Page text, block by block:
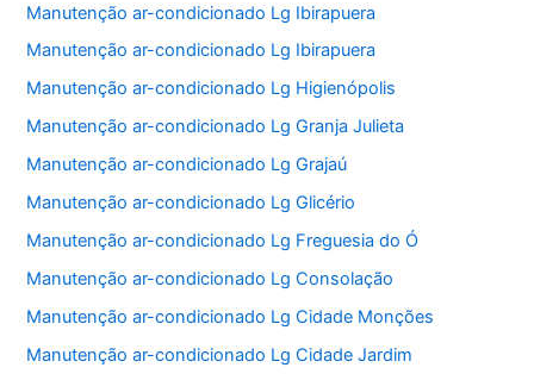
Manutenção ar-condicionado Lg Ibirapuera
Manutenção ar-condicionado Lg Ibirapuera
Manutenção ar-condicionado Lg Higienópolis
Manutenção ar-condicionado Lg Granja Julieta
Manutenção ar-condicionado Lg Grajaú
Manutenção ar-condicionado Lg Glicério
Manutenção ar-condicionado Lg Freguesia do Ó
Manutenção ar-condicionado Lg Consolação
Manutenção ar-condicionado Lg Cidade Monções
Manutenção ar-condicionado Lg Cidade Jardim